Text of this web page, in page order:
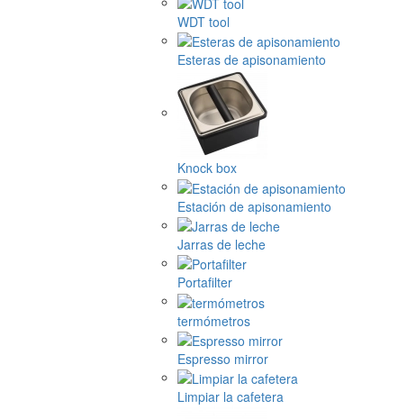
WDT tool
Esteras de apisonamiento
Knock box
Estación de apisonamiento
Jarras de leche
Portafilter
termómetros
Espresso mirror
Limpiar la cafetera